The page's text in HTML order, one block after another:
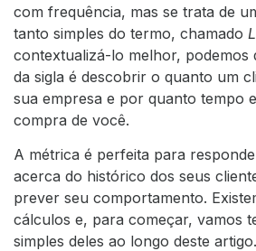
com frequência, mas se trata de
tanto simples do termo, chamado
contextualizá-lo melhor, podemos
da sigla é descobrir o quanto um
sua empresa e por quanto tempo
compra de você.
A métrica é perfeita para
acerca do histórico dos seus
prever seu comportamento.
cálculos e, para começar, vamos
simples deles ao longo deste artigo.